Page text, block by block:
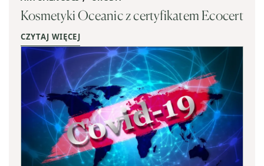
Kosmetyki Oceanic z certyfikatem Ecocert
CZYTAJ WIĘCEJ